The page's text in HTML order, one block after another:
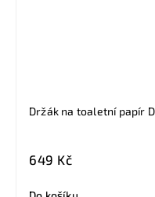
Držák na toaletní papír
649 Kč